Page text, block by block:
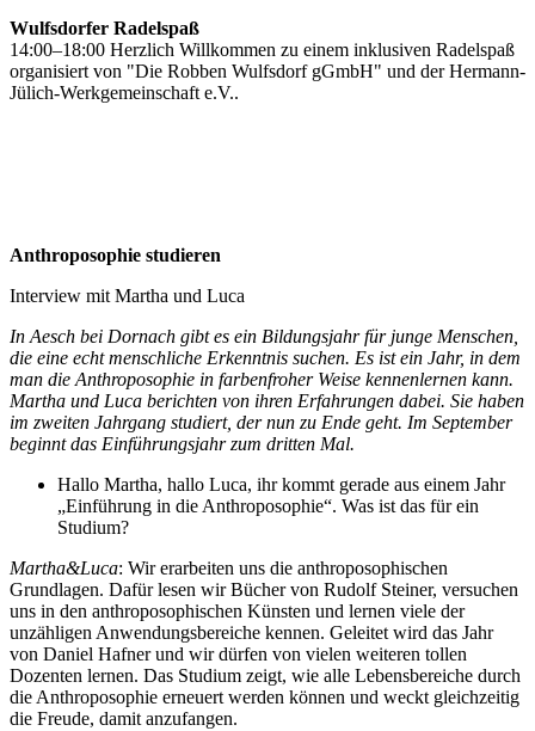
Wulfsdorfer Radelspaß
14:00–18:00 Herzlich Willkommen zu einem inklusiven Radelspaß
organisiert von "Die Robben Wulfsdorf gGmbH" und der Hermann-
Jülich-Werkgemeinschaft e.V..
Anthroposophie studieren
Interview mit Martha und Luca
In Aesch bei Dornach gibt es ein Bildungsjahr für junge Menschen,
die eine echt menschliche Erkenntnis suchen. Es ist ein Jahr, in dem
man die Anthroposophie in farbenfroher Weise kennenlernen kann.
Martha und Luca berichten von ihren Erfahrungen dabei. Sie haben
im zweiten Jahrgang studiert, der nun zu Ende geht. Im September
beginnt das Einführungsjahr zum dritten Mal.
Hallo Martha, hallo Luca, ihr kommt gerade aus einem Jahr
„Einführung in die Anthroposophie“. Was ist das für ein
Studium?
Martha&Luca: Wir erarbeiten uns die anthroposophischen
Grundlagen. Dafür lesen wir Bücher von Rudolf Steiner, versuchen
uns in den anthroposophischen Künsten und lernen viele der
unzähligen Anwendungsbereiche kennen. Geleitet wird das Jahr
von Daniel Hafner und wir dürfen von vielen weiteren tollen
Dozenten lernen. Das Studium zeigt, wie alle Lebensbereiche durch
die Anthroposophie erneuert werden können und weckt gleichzeitig
die Freude, damit anzufangen.